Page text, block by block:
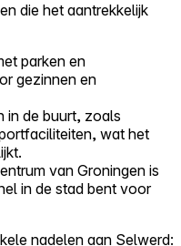
die het aantrekkelijk
parken en
gezinnen en
in de buurt, zoals
wat het
van Groningen is
in de stad bent voor
nadelen aan Selwerd: